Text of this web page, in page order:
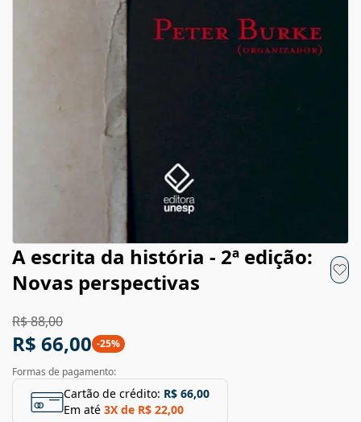
A escrita da história - 2ª edição:
Novas perspectivas
R$ 88,00
R$ 66,00 -25%
Formas de pagamento:
Cartão de crédito: R$ 66,00
Em até 3X de R$ 22,00